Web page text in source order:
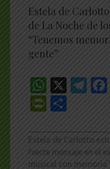
Estela de
de La Noche de
“Tenemos
gente”
X
Estela de Carlotto
fuerte mensaje en el
musical con